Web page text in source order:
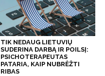
TIK NEDAUG LIETUVIŲ
SUDERINA DARBĄ IR POILSĮ:
PSICHOTERAPEUTAS
PATARIA, KAIP NUBRĖŽTI
RIBAS